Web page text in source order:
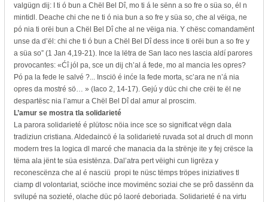
valgügn dij: I ti ó bun a Chël Bel Dî, mo ti á le sënn a so fre o süa so, él n
mintidl. Deache chi che ne ti ó nia bun a so fre y süa so, che al vëiga, ne
pó nia ti orëi bun a Chël Bel Dî che al ne vëiga nia. Y chësc comandamënt
unse da d’ël: chi che ti ó bun a Chël Bel Dî dess ince ti orëi bun a so fre y
a süa so” (1 Jan 4,19-21). Ince la lëtra de San Iaco nes lascia aldí parores
provocantes: «Ćî jól pa, sce un dij ch’al á fede, mo al mancia les opres?
Pó pa la fede le salvé ?... Insciö é inće la fede morta, sc’ara ne n’á nia
opres da mostré sö… » (Iaco 2, 14-17). Gejú y düc chi che crëi te ël ne
despartësc nia l’amur a Chël Bel Dî dal amur al proscim.
L’amur se mostra tla solidarieté
La parora solidarieté é plütosc nöia ince sce so significat vëgn dala
tradiziun cristiana. Aldedaincö é la solidarieté ruvada sot al druch dl monn
modern tres la logica dl marcé che manacia da la strënje ite y fej crësce la
tëma ala jënt te süa esistënza. Dal’atra pert vëighi cun ligrëza y
reconescënza che al é nasciü propi te nüsc tëmps tröpes iniziatives tl
ciamp dl volontariat, sciöche ince movimënc soziai che se prô dassënn da
svilupé na sozieté, olache düc pó laoré deboriada. Solidarieté é na virtu